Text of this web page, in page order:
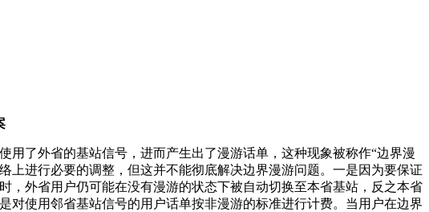
了外省的基站信号，进而产生出了漫游话单，这种现象被称作“边界漫
进行必要的调整，但这并不能彻底解决边界漫游问题。一是因为要保证
，外省用户仍可能在没有漫游的状态下被自动切换至本省基站，反之本省
使用邻省基站信号的用户话单按非漫游的标准进行计费。当用户在边界